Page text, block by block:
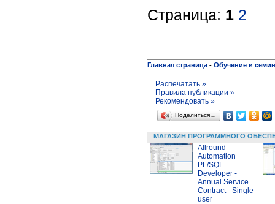
Страница: 1 2
Главная страница - Обучение и
Распечатать »
Правила публикации »
Рекомендовать »
Поделиться…
МАГАЗИН ПРОГРАММНОГО
Allround
Automation
PL/SQL
Developer -
Annual Service
Contract - Single
user